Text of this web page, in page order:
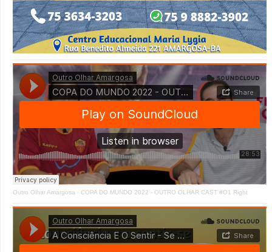
Outro Olhar Amargosa · COPA DO MUNDO 2022 - OUTRO OLHAR CAST #O1 Right